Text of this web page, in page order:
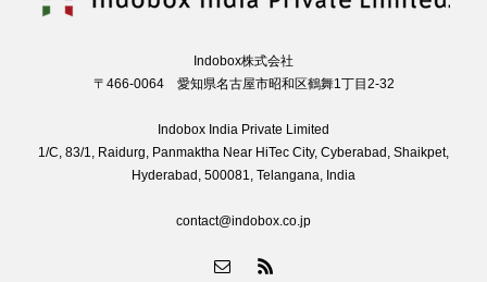
Indobox株式会社
〒466-0064 愛知県名古屋市昭和区鶴舞1丁目2-32
Indobox India Private Limited
1/C, 83/1, Raidurg, Panmaktha Near HiTec City, Cyberabad, Shaikpet,
Hyderabad, 500081, Telangana, India
contact@indobox.co.jp